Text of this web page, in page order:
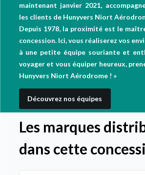
maintenant janvier 2021,
les clients de Hunyvers Niort
Depuis 1978, la proximité est le
concession. Ici, vous réaliserez vos
à une petite équipe souriante et
voyager et vous équiper heureux,
Hunyvers Niort Aérodrome ! »
Découvrez nos équipes
Les marques
dans cette